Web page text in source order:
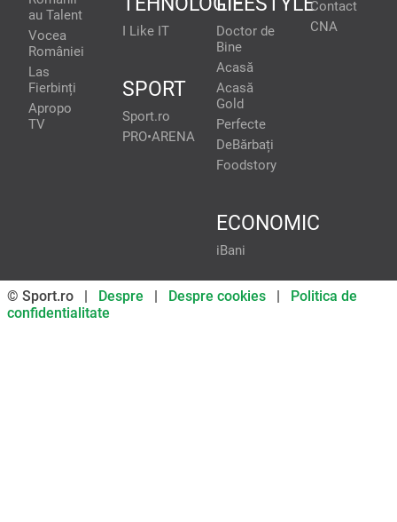
au Talent
Vocea
României
Las
Fierbinți
Apropo
TV
I Like IT
SPORT
Sport.ro
PRO•ARENA
Doctor de
Bine
Acasă
Acasă
Gold
Perfecte
DeBărbați
Foodstory
ECONOMIC
iBani
Contact
CNA
© Sport.ro | Despre | Despre cookies | Politica de
confidentialitate